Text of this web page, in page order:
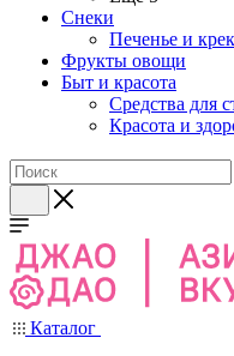
Снеки
Печенье и
Фрукты овощи
Быт и красота
Средства для
Красота и
Каталог